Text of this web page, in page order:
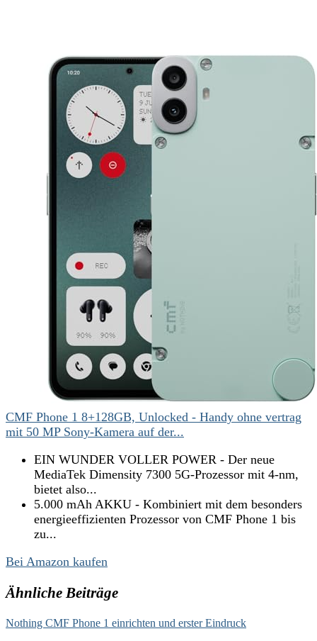
CMF Phone 1 8+128GB, Unlocked - Handy ohne vertrag
mit 50 MP Sony-Kamera auf der...
EIN WUNDER VOLLER POWER - Der neue
MediaTek Dimensity 7300 5G-Prozessor mit 4-nm,
bietet also...
5.000 mAh AKKU - Kombiniert mit dem besonders
energieeffizienten Prozessor von CMF Phone 1 bis
zu...
Bei Amazon kaufen
Ähnliche Beiträge
Nothing CMF Phone 1 einrichten und erster Eindruck